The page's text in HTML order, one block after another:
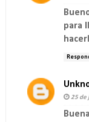
para
25 de